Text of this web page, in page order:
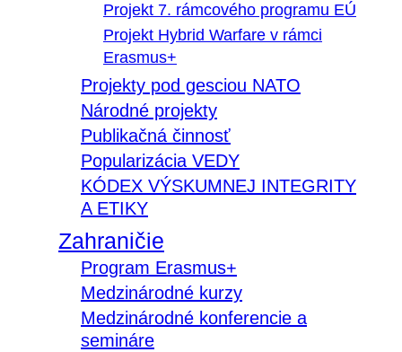
Projekt 7. rámcového programu EÚ
Projekt Hybrid Warfare v rámci
Erasmus+
Projekty pod gesciou NATO
Národné projekty
Publikačná činnosť
Popularizácia VEDY
KÓDEX VÝSKUMNEJ INTEGRITY
A ETIKY
Zahraničie
Program Erasmus+
Medzinárodné kurzy
Medzinárodné konferencie a
semináre